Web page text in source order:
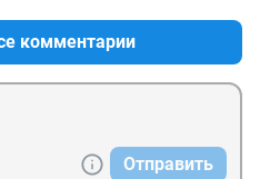
комментарии
Отправить